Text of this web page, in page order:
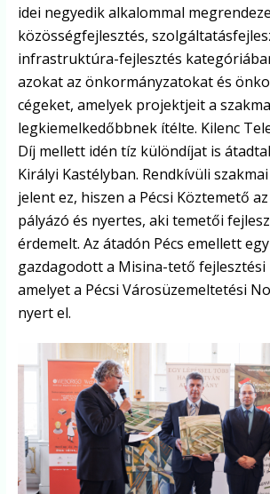
idei negyedik alkalommal
közösségfejlesztés,
infrastruktúra-fejlesztés
azokat az önkormányzatokat és
cégeket, amelyek projektjeit a
legkiemelkedőbbnek ítélte. Kilenc
Díj mellett idén tíz különdíjat is
Királyi Kastélyban. Rendkívüli
jelent ez, hiszen a Pécsi Köztemető
pályázó és nyertes, aki temetői
érdemelt. Az átadón Pécs emellett
gazdagodott a Misina-tető
amelyet a Pécsi Városüzemeltetési
nyert el.